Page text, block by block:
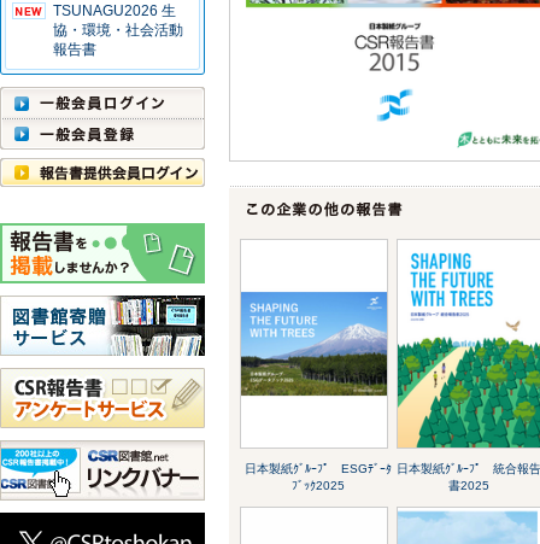
TSUNAGU2026 生
協・環境・社会活動
報告書
日本製紙ｸﾞﾙｰﾌﾟ ESGﾃﾞｰﾀ
ﾌﾞｯｸ2025
日本製紙ｸﾞﾙｰﾌﾟ 統合報
書2025